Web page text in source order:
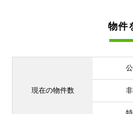
物件
現在の物件数